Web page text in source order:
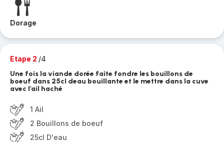
Dorage
Etape 2 /4
Une fois la viande dorée faite fondre les bouillons de
boeuf dans 25cl deau bouillante et le mettre dans la cuve
avec l'ail haché
1 Ail
2 Bouillons de boeuf
25cl D'eau